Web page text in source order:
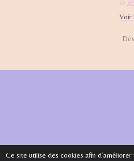
Ce site utilise des cookies afin d’améliorer
la
Voir